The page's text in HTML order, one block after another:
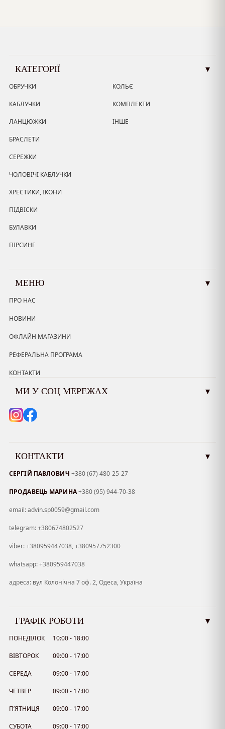
КАТЕГОРІЇ ▾
ОБРУЧКИ
КАБЛУЧКИ
ЛАНЦЮЖКИ
БРАСЛЕТИ
СЕРЕЖКИ
ЧОЛОВІЧІ КАБЛУЧКИ
ХРЕСТИКИ, ІКОНИ
ПІДВІСКИ
БУЛАВКИ
ПІРСИНГ
КОЛЬЄ
КОМПЛЕКТИ
ІНШЕ
МЕНЮ ▾
ПРО НАС
НОВИНИ
ОФЛАЙН МАГАЗИНИ
РЕФЕРАЛЬНА ПРОГРАМА
КОНТАКТИ
МИ У СОЦ МЕРЕЖАХ ▾
КОНТАКТИ ▾
СЕРГІЙ ПАВЛОВИЧ +380 (67) 480-25-27
ПРОДАВЕЦЬ МАРИНА+380 (95) 944-70-38
email: advin.sp0059@gmail.com
telegram: +380674802527
viber: +380959447038, +380957752300
whatsapp: +380959447038
адреса: вул Колонічна 7 оф. 2, Одеса, Україна
ГРАФІК РОБОТИ ▾
ПОНЕДІЛОК 10:00 - 18:00
ВІВТОРОК 09:00 - 17:00
СЕРЕДА 09:00 - 17:00
ЧЕТВЕР 09:00 - 17:00
П’ЯТНИЦЯ 09:00 - 17:00
СУБОТА 09:00 - 17:00